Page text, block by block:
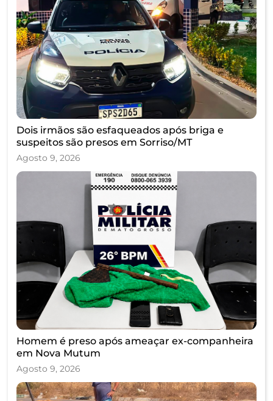
Dois irmãos são esfaqueados após briga e
suspeitos são presos em Sorriso/MT
Agosto 9, 2026
Homem é preso após ameaçar ex-companheira
em Nova Mutum
Agosto 9, 2026